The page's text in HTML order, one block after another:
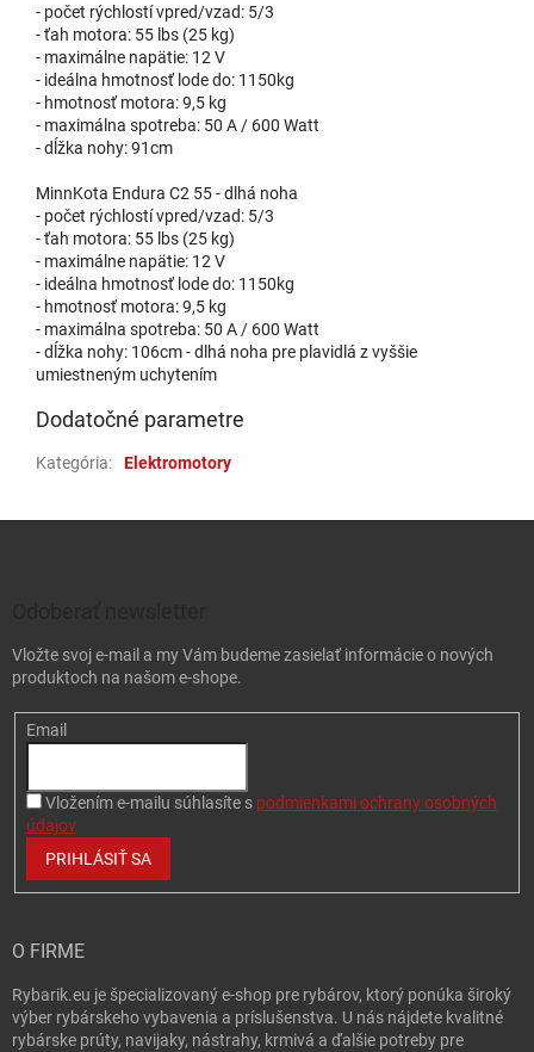
- počet rýchlostí vpred/vzad: 5/3
- ťah motora: 55 lbs (25 kg)
- maximálne napätie: 12 V
- ideálna hmotnosť lode do: 1150kg
- hmotnosť motora: 9,5 kg
- maximálna spotreba: 50 A / 600 Watt
- dĺžka nohy: 91cm
MinnKota Endura C2 55 - dlhá noha
- počet rýchlostí vpred/vzad: 5/3
- ťah motora: 55 lbs (25 kg)
- maximálne napätie: 12 V
- ideálna hmotnosť lode do: 1150kg
- hmotnosť motora: 9,5 kg
- maximálna spotreba: 50 A / 600 Watt
- dĺžka nohy: 106cm - dlhá noha pre plavidlá z vyššie
umiestneným uchytením
Dodatočné parametre
Kategória: Elektromotory
Vložte svoj e-mail a my Vám budeme zasielať informácie o nových
produktoch na našom e-shope.
Email
Vložením e-mailu súhlasíte s podmienkami ochrany osobných
údajov
PRIHLÁSIŤ SA
O FIRME
Rybarik.eu je špecializovaný e-shop pre rybárov, ktorý ponúka široký
výber rybárskeho vybavenia a príslušenstva. U nás nájdete kvalitné
rybárske prúty, navijaky, nástrahy, krmivá a ďalšie potreby pre